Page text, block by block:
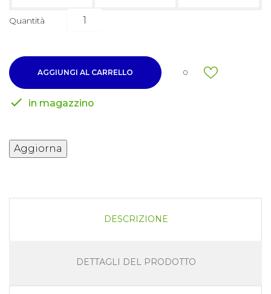
Quantità
AGGIUNGI AL CARRELLO 0
 in magazzino
DESCRIZIONE
DETTAGLI DEL PRODOTTO